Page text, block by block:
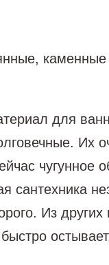
для
Их
чугунное
сантехника
Из других